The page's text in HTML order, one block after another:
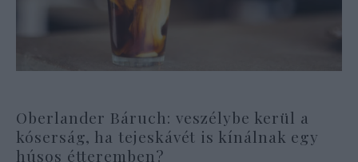
Oberlander Báruch: veszélybe kerül a
kóserság, ha tejeskávét is kínálnak egy
húsos étteremben?